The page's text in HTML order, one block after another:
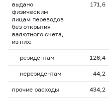
выдано
физическим
лицам переводов
без открытия
валютного счета,
из них:
171,6
резидентам 126,4
нерезидентам 44,2
прочие расходы 434,2